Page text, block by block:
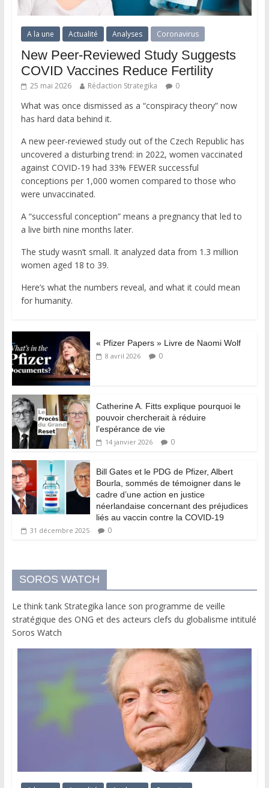
A la une Actualité Analyses Coronavirus
New Peer-Reviewed Study Suggests
COVID Vaccines Reduce Fertility
25 mai 2026 Rédaction Strategika 0
What was once dismissed as a “conspiracy theory” now
has hard data behind it.
A new peer-reviewed study out of the Czech Republic has
uncovered a disturbing trend: in 2022, women vaccinated
against COVID-19 had 33% FEWER successful
conceptions per 1,000 women compared to those who
were unvaccinated.
A “successful conception” means a pregnancy that led to
a live birth nine months later.
The study wasn’t small. It analyzed data from 1.3 million
women aged 18 to 39.
Here’s what the numbers reveal, and what it could mean
for humanity.
« Pfizer Papers » Livre de Naomi Wolf
8 avril 2026 0
Catherine A. Fitts explique pourquoi le
pouvoir chercherait à réduire
l’espérance de vie
14 janvier 2026 0
Bill Gates et le PDG de Pfizer, Albert
Bourla, sommés de témoigner dans le
cadre d’une action en justice
néerlandaise concernant des préjudices
liés au vaccin contre la COVID-19
31 décembre 2025 0
SOROS WATCH
Le think tank Strategika lance son programme de veille
stratégique des ONG et des acteurs clefs du globalisme intitulé
Soros Watch